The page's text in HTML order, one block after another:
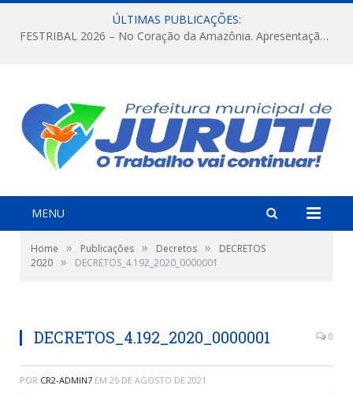
ÚLTIMAS PUBLICAÇÕES:
FESTRIBAL 2026 – No Coração da Amazônia. Apresentação da Munduruku.
MENU
Home » Publicações » Decretos »
DECRETOS
2020 » DECRETOS_4.192_2020_0000001
DECRETOS_4.192_2020_0000001 0
POR CR2-ADMIN7 EM 25 DE AGOSTO DE 2021